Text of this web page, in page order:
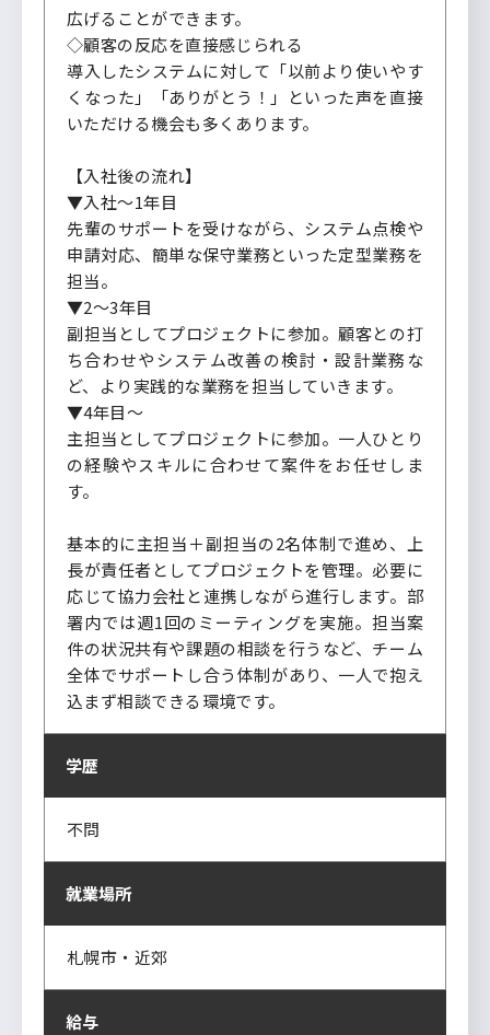
広げることができます。
◇顧客の反応を直接感じられる
導入したシステムに対して「以前より使いやす
くなった」「ありがとう！」といった声を直接
いただける機会も多くあります。
【入社後の流れ】
▼入社～1年目
先輩のサポートを受けながら、システム点検や
申請対応、簡単な保守業務といった定型業務を
担当。
▼2～3年目
副担当としてプロジェクトに参加。顧客との打
ち合わせやシステム改善の検討・設計業務な
ど、より実践的な業務を担当していきます。
▼4年目～
主担当としてプロジェクトに参加。一人ひとり
の経験やスキルに合わせて案件をお任せしま
す。
基本的に主担当＋副担当の2名体制で進め、上
長が責任者としてプロジェクトを管理。必要に
応じて協力会社と連携しながら進行します。部
署内では週1回のミーティングを実施。担当案
件の状況共有や課題の相談を行うなど、チーム
全体でサポートし合う体制があり、一人で抱え
込まず相談できる環境です。
学歴
不問
就業場所
札幌市・近郊
給与